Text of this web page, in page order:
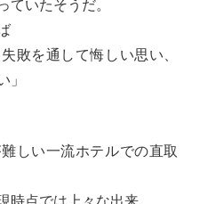
ていたそうだ。
敗を通して悔しい思い、
」
しい一流ホテルでの直取
点では上々な出来。